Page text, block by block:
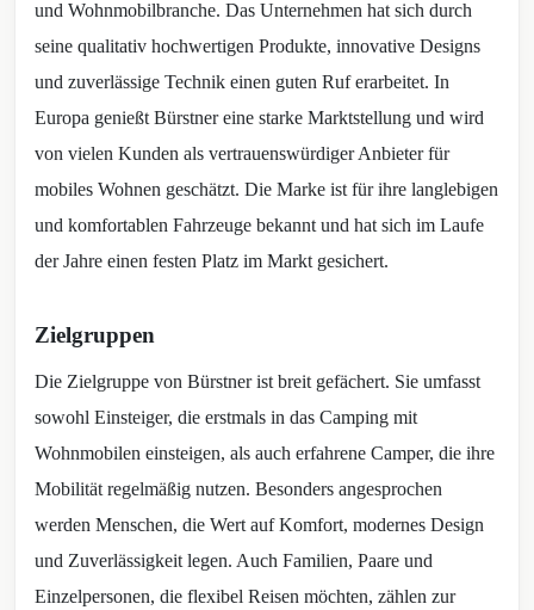
und Wohnmobilbranche. Das Unternehmen hat sich durch
seine qualitativ hochwertigen Produkte, innovative Designs
und zuverlässige Technik einen guten Ruf erarbeitet. In
Europa genießt Bürstner eine starke Marktstellung und wird
von vielen Kunden als vertrauenswürdiger Anbieter für
mobiles Wohnen geschätzt. Die Marke ist für ihre langlebigen
und komfortablen Fahrzeuge bekannt und hat sich im Laufe
der Jahre einen festen Platz im Markt gesichert.
Zielgruppen
Die Zielgruppe von Bürstner ist breit gefächert. Sie umfasst
sowohl Einsteiger, die erstmals in das Camping mit
Wohnmobilen einsteigen, als auch erfahrene Camper, die ihre
Mobilität regelmäßig nutzen. Besonders angesprochen
werden Menschen, die Wert auf Komfort, modernes Design
und Zuverlässigkeit legen. Auch Familien, Paare und
Einzelpersonen, die flexibel Reisen möchten, zählen zur